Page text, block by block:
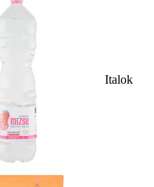
Italok